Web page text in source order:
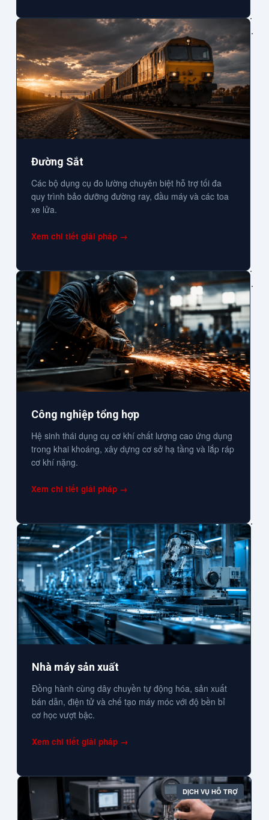
Đường Sắt
Các bộ dụng cụ đo lường chuyên biệt hỗ trợ tối đa
quy trình bảo dưỡng đường ray, đầu máy và các toa
xe lửa.
Xem chi tiết giải pháp →
Công nghiệp tổng hợp
Hệ sinh thái dụng cụ cơ khí chất lượng cao ứng dụng
trong khai khoáng, xây dựng cơ sở hạ tầng và lắp ráp
cơ khí nặng.
Xem chi tiết giải pháp →
Nhà máy sản xuất
Đồng hành cùng dây chuyền tự động hóa, sản xuất
bán dẫn, điện tử và chế tạo máy móc với độ bền bỉ
cơ học vượt bậc.
Xem chi tiết giải pháp →
DỊCH VỤ HỖ TRỢ